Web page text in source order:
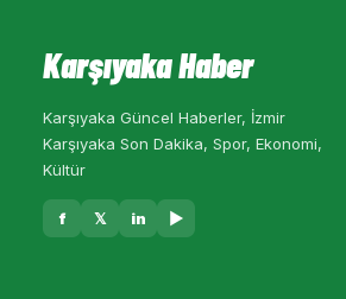
Karşıyaka Haber
Karşıyaka Güncel Haberler, İzmir
Karşıyaka Son Dakika, Spor, Ekonomi,
Kültür
f 𝕏 in ▶